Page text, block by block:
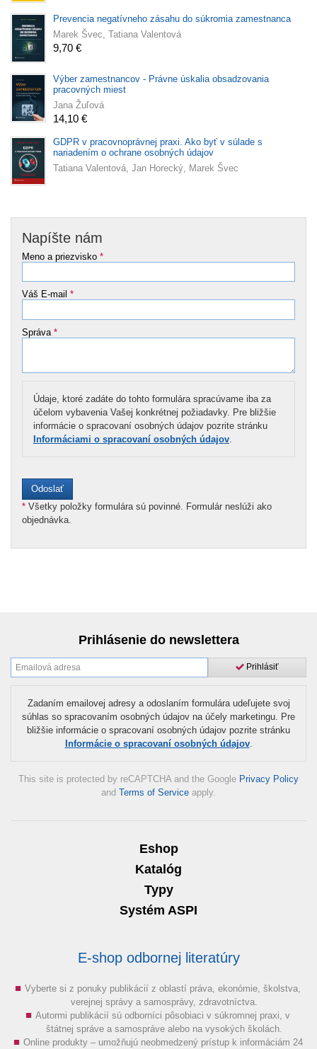
Prevencia negatívneho zásahu do súkromia zamestnanca
Marek Švec, Tatiana Valentová
9,70 €
Výber zamestnancov - Právne úskalia obsadzovania
pracovných miest
Jana Žuľová
14,10 €
GDPR v pracovnoprávnej praxi. Ako byť v súlade s
nariadením o ochrane osobných údajov
Tatiana Valentová, Jan Horecký, Marek Švec
Napíšte nám
Meno a priezvisko *
Váš E-mail *
Správa *
Údaje, ktoré zadáte do tohto formulára spracúvame iba za
účelom vybavenia Vašej konkrétnej požiadavky. Pre bližšie
informácie o spracovaní osobných údajov pozrite stránku
Informáciami o spracovaní osobných údajov
* Všetky položky formulára sú povinné. Formulár neslúži ako
objednávka.
Prihlásenie do newslettera
Prihlásiť
Zadaním emailovej adresy a odoslaním formulára udeľujete svoj
súhlas so spracovaním osobných údajov na účely marketingu. Pre
bližšie informácie o spracovaní osobných údajov pozrite stránku
Informácie o spracovaní osobných údajov.
This site is protected by reCAPTCHA and the Google Privacy Policy
and Terms of Service apply.
Eshop
Katalóg
Typy
Systém ASPI
E-shop odbornej literatúry
Vyberte si z ponuky publikácií z oblastí práva, ekonómie, školstva,
verejnej správy a samosprávy, zdravotníctva.
Autormi publikácií sú odborníci pôsobiaci v súkromnej praxi, v
štátnej správe a samospráve alebo na vysokých školách.
Online produkty – umožňujú neobmedzený prístup k informáciám 24